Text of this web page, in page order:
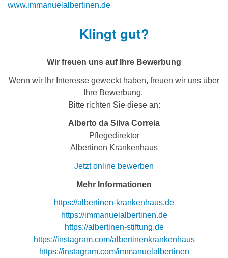
www.immanuelalbertinen.de
Klingt gut?
Wir freuen uns auf Ihre Bewerbung
Wenn wir Ihr Interesse geweckt haben, freuen wir uns über
Ihre Bewerbung.
Bitte richten Sie diese an:
Alberto da Silva Correia
Pflegedirektor
Albertinen Krankenhaus
Jetzt online bewerben
Mehr Informationen
https://albertinen-krankenhaus.de
https://immanuelalbertinen.de
https://albertinen-stiftung.de
https://instagram.com/albertinenkrankenhaus
https://instagram.com/immanuelalbertinen